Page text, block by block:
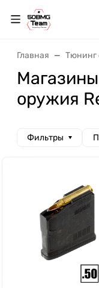
Главная Тюнинг
оружия
Фильтры